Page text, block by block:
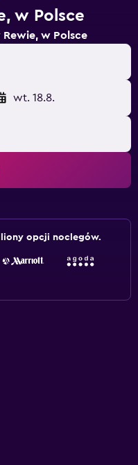
w Polsce
w Polsce
wt. 18.8.
opcji noclegów.